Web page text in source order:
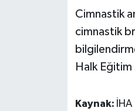
Cimnastik
cimnastik
Halk
Kaynak: İHA